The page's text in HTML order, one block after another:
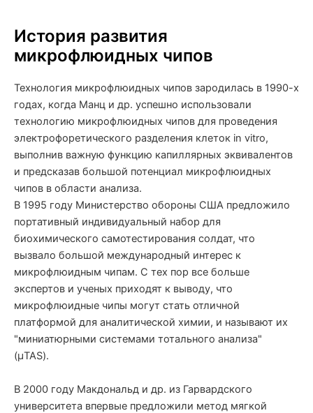
История развития
микрофлюидных чипов
Технология микрофлюидных чипов зародилась в 1990-х
годах, когда Манц и др. успешно использовали
технологию микрофлюидных чипов для проведения
электрофоретического разделения клеток in vitro,
выполнив важную функцию капиллярных эквивалентов
и предсказав большой потенциал микрофлюидных
чипов в области анализа.
В 1995 году Министерство обороны США предложило
портативный индивидуальный набор для
биохимического самотестирования солдат, что
вызвало большой международный интерес к
микрофлюидным чипам. С тех пор все больше
экспертов и ученых приходят к выводу, что
микрофлюидные чипы могут стать отличной
платформой для аналитической химии, и называют их
"миниатюрными системами тотального анализа"
(μTAS).
В 2000 году Макдональд и др. из Гарвардского
университета впервые предложили метод мягкой